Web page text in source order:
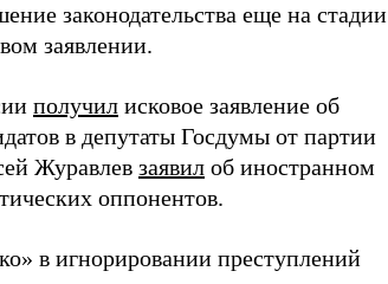
законодательства еще на стадии
заявлении.
получил исковое заявление об
в депутаты Госдумы от партии
Журавлев заявил об иностранном
оппонентов.
в игнорировании преступлений